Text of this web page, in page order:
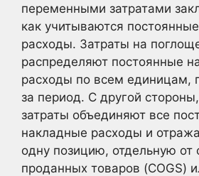
переменными затратами
как учитываются
расходы. Затраты на
распределяют постоянные
расходы по всем единицам,
за период. С другой
затраты объединяют все
накладные расходы и
одну позицию, отдельную от
проданных товаров (COGS)